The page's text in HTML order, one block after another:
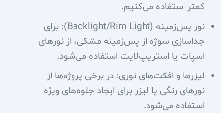
کمتر استفاده می‌کنیم.
نور پس‌زمینه (Backlight/Rim Light): برای
جداسازی سوژه از پس‌زمینه مشکی، از نورهای
اسپات یا استریپ‌لایت استفاده می‌شود.
لیزرها و افکت‌های نوری: در برخی پروژه‌ها از
نورهای رنگی یا لیزر برای ایجاد جلوه‌های ویژه
استفاده می‌شود.